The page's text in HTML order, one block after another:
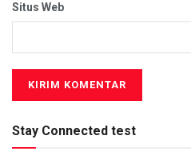
Situs Web
Stay Connected test